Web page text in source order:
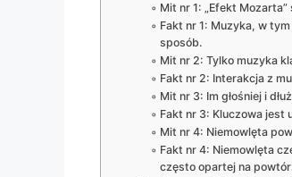
Mit nr 1: „Efekt
Fakt nr 1: Muzyka, w
sposób.
Mit nr 2: Tylko muzyka
Fakt nr 2: Interakcja z
Mit nr 3: Im głośniej i
Fakt nr 3: Kluczowa jest
Mit nr 4: Niemowlęta
Fakt nr 4: Niemowlęta
często opartej na